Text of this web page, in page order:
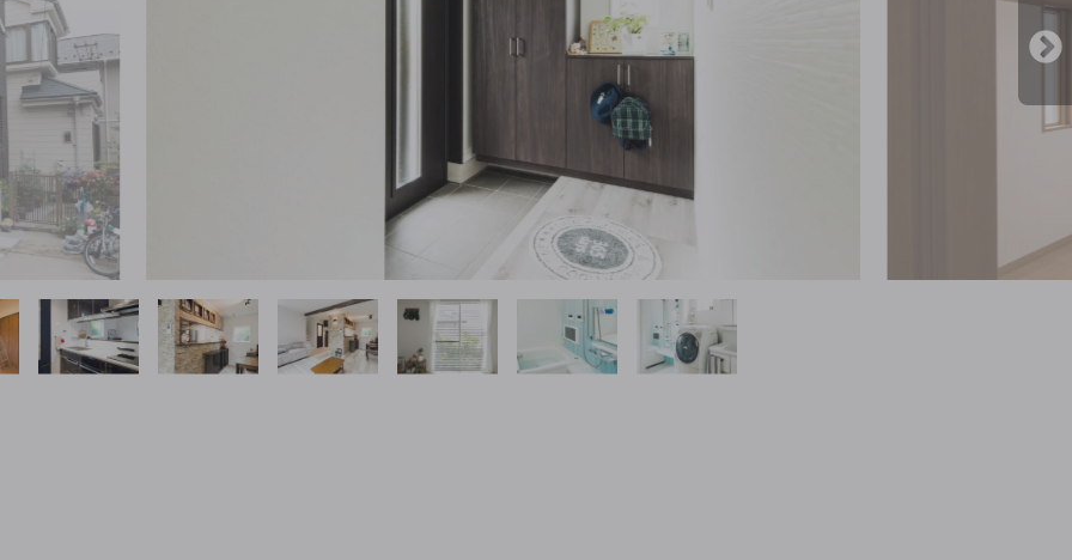
1 2 3 4 5 8 9 10